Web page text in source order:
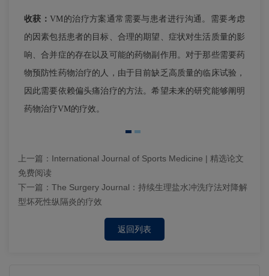
收获：VM的治疗方案通常需要与患者进行沟通。需要考虑
的因素包括患者的目标、合理的期望、症状对生活质量的影
响、合并症的存在以及可能的药物副作用。对于那些需要药
物预防性药物治疗的人，由于目前缺乏高质量的临床试验，
因此需要依赖偏头痛治疗的方法。希望未来的研究能够阐明
药物治疗VM的疗效。
上一篇： International Journal of Sports Medicine | 精选论文
免费阅读
下一篇： The Surgery Journal：持续生理盐水冲洗疗法对降解
型坏死性纵隔炎的疗效
返回列表